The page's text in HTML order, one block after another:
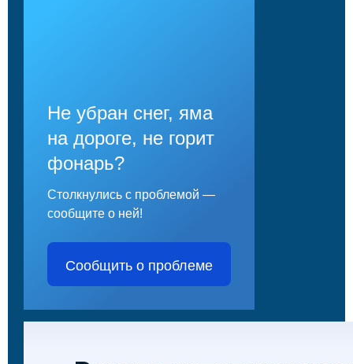
Не убран снег, яма
на дороге, не горит
фонарь?
Столкнулись с проблемой —
сообщите о ней!
Сообщить о проблеме